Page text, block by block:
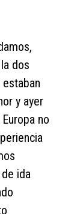
dos
y ayer
no
ida